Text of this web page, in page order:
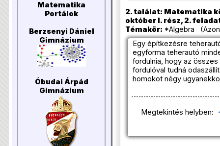
Matematika
Portálok
Berzsenyi Dániel
Gimnázium
Óbudai Árpád
Gimnázium
2. találat: Matematika
október I. rész, 2.
Témakör: *Algebra
Egy építkezésre
egyforma teherautó
fordulnia, hogy az
fordulóval tudná
homokot négy
Megtekintés helyben: